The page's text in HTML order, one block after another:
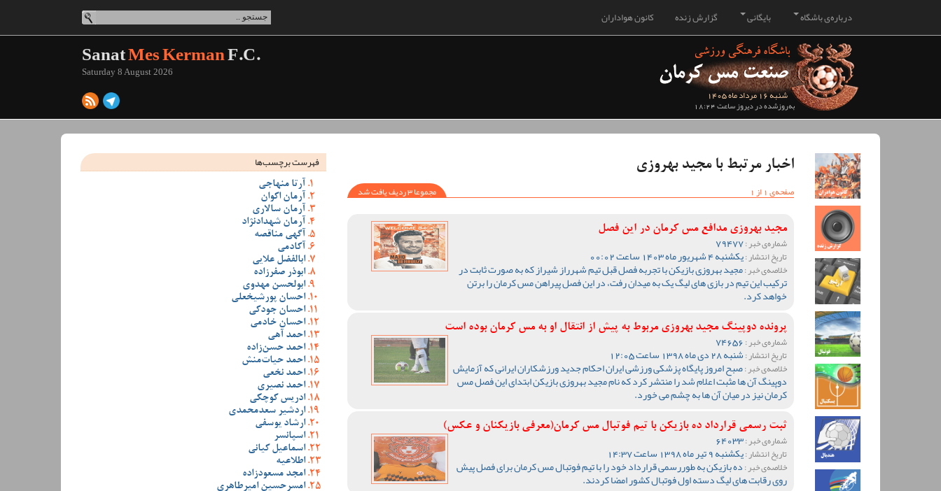
کانون هواداران گزارش زنده بایگانی درباره‌ی باشگاه
شنبه 16 مرداد ماه 1405
به‌روزشده در دیروز ساعت 18:24
SanatMes KermanF.C.
Saturday 8 August 2026
اخبار مرتبط با مجید بهروزی
صفحه‌ی 1 از 1
مجموعا 3 ردیف یافت شد
مجید بهروزی مدافع مس کرمان در این فصل
شماره‌ی خبر :79477
تاریخ انتشار :یکشنبه 4 شهریور ماه 1403 ساعت 00:02
خلاصه‌ی خبر :مجید بهروزی بازیکن با تجربه فصل قبل تیم شهرراز شیراز که به صورت ثابت در
ترکیب این تیم در بازی های لیگ یک به میدان رفت، در این فصل پیراهن مس کرمان را برتن
خواهد کرد.
پرونده دوپینگ مجید بهروزی مربوط به پیش از انتقال او به مس کرمان بوده است
شماره‌ی خبر :
تاریخ انتشار :شنبه 28 دی ماه 1398 ساعت 12:05
خلاصه‌ی خبر :صبح امروز پایگاه پزشکی ورزشی ایران احکام جدید ورزشکاران ایرانی که آزمایش
دوپینگ آن ها مثبت اعلام شد را منتشر کرد که نام مجید بهروزی بازیکن ابتدای این فصل مس
کرمان نیز در میان آن ها به چشم می خورد.
ثبت رسمی قرارداد ده بازیکن با تیم فوتبال مس کرمان(معرفی بازیکنان و عکس)
شماره‌ی خبر :64033
تاریخ انتشار :یکشنبه 9 تیر ماه 1398 ساعت 14:37
خلاصه‌ی خبر :ده بازیکن به طوررسمی قرارداد خود را با تیم فوتبال مس کرمان برای فصل پیش
روی رقابت های لیگ دسته اول فوتبال کشور امضا کردند.
فهرست برچسب‌ها
آرتا منهاجی
آرمان اکوان
آرمان سالاری
آرمان شهدادنژاد
آگهی مناقصه
آکادمی
ابالفضل علایی
ابوذر صفرزاده
ابولحسن مهدوی
احسان پورشیخعلی
احسان جودکی
احسان خادمی
احمد آهی
احمد حسن‌زاده
احمد حیات‌منش
احمد نخعی
احمد نصیری
ادریس کوچکی
اردشیر سعدمحمدی
ارشاد یوسفی
اسپانسر
اسماعیل کیانی
اطلاعیه
امجد مسعودزاده
امسرحسین امیرطاهری